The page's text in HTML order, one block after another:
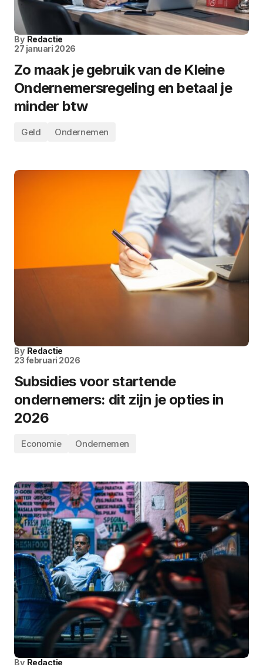
By Redactie
27 januari 2026
Zo maak je gebruik van de Kleine
Ondernemersregeling en betaal je
minder btw
Geld Ondernemen
By Redactie
23 februari 2026
Subsidies voor startende
ondernemers: dit zijn je opties in
2026
Economie Ondernemen
By Redactie